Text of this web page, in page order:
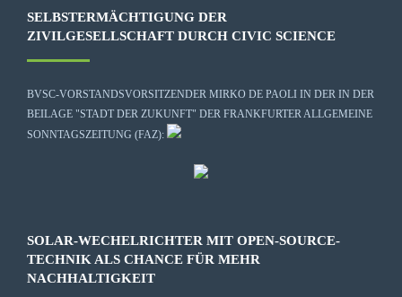
SELBSTERMÄCHTIGUNG DER
ZIVILGESELLSCHAFT DURCH CIVIC SCIENCE
BVSC-VORSTANDSVORSITZENDER MIRKO DE PAOLI IN DER IN DER
BEILAGE "STADT DER ZUKUNFT" DER FRANKFURTER ALLGEMEINE
SONNTAGSZEITUNG (FAZ):
SOLAR-WECHELRICHTER MIT OPEN-SOURCE-
TECHNIK ALS CHANCE FÜR MEHR
NACHHALTIGKEIT